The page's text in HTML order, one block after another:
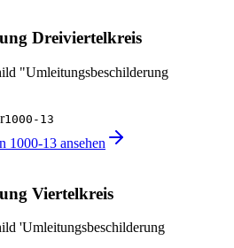
Dreiviertelkreis
"Umleitungsbeschilderung
1000-13
1000-13 ansehen
Viertelkreis
'Umleitungsbeschilderung